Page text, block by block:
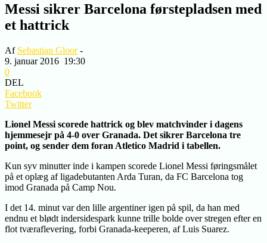
Messi sikrer Barcelona førstepladsen med
et hattrick
Af Sebastian Gloor-
9. januar 2016 19:30
0
DEL
Facebook
Twitter
Lionel Messi scorede hattrick og blev matchvinder i dagens
hjemmesejr på 4-0 over Granada. Det sikrer Barcelona tre
point, og sender dem foran Atletico Madrid i tabellen.
Kun syv minutter inde i kampen scorede Lionel Messi føringsmålet
på et oplæg af ligadebutanten Arda Turan, da FC Barcelona tog
imod Granada på Camp Nou.
I det 14. minut var den lille argentiner igen på spil, da han med
endnu et blødt indersidespark kunne trille bolde over stregen efter en
flot tværaflevering, forbi Granada-keeperen, af Luis Suarez.